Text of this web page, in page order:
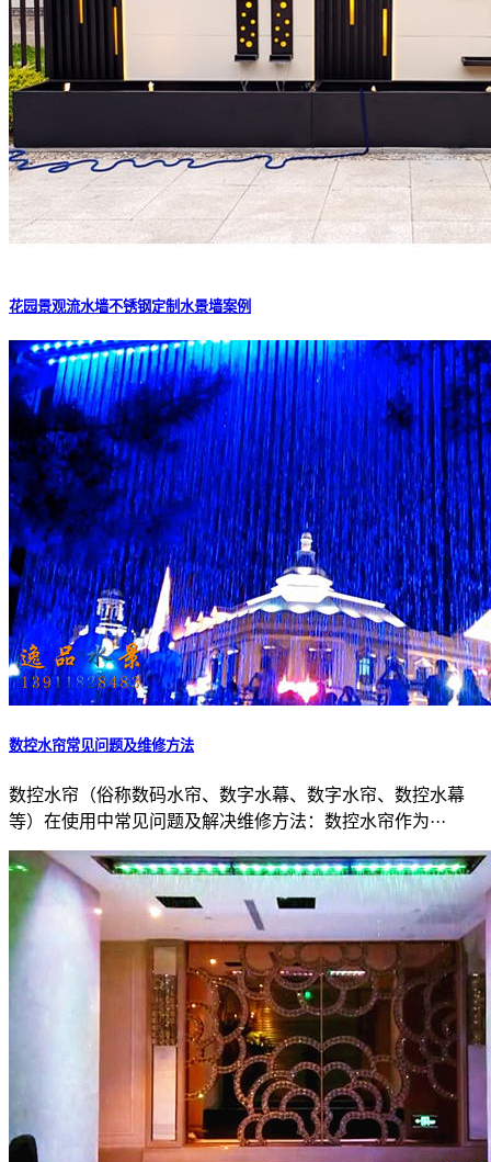
花园景观流水墙不锈钢定制水景墙案例
数控水帘常见问题及维修方法
数控水帘（俗称数码水帘、数字水幕、数字水帘、数控水幕
等）在使用中常见问题及解决维修方法：数控水帘作为···